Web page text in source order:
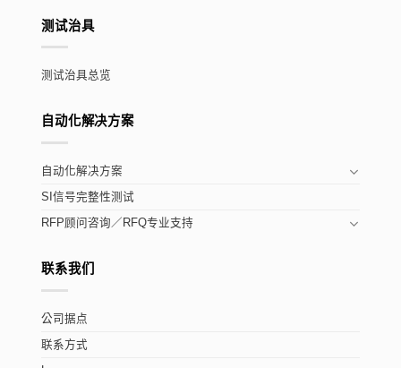
测试治具
测试治具总览
自动化解决方案
自动化解决方案
SI信号完整性测试
RFP顾问咨询／RFQ专业支持
联系我们
公司据点
联系方式